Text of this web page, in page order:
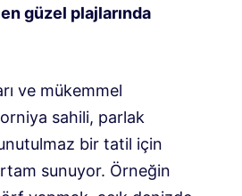
güzel plajlarında
ve mükemmel
sahili, parlak
bir tatil için
sunuyor. Örneğin